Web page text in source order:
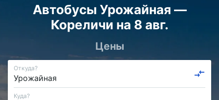
Автобусы Урожайная —
Кореличи на 8 авг.
Цены
Откуда?
Куда?